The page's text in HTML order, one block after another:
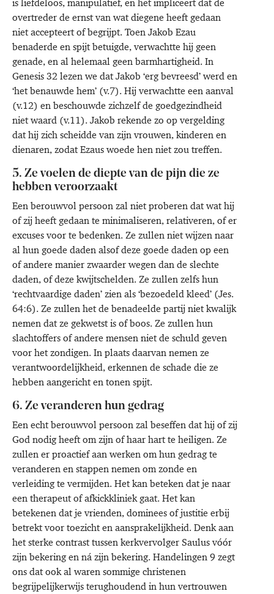
is liefdeloos, manipulatief, en het impliceert dat de
overtreder de ernst van wat diegene heeft gedaan
niet accepteert of begrijpt. Toen Jakob Ezau
benaderde en spijt betuigde, verwachtte hij geen
genade, en al helemaal geen barmhartigheid. In
Genesis 32 lezen we dat Jakob ‘erg bevreesd’ werd en
‘het benauwde hem’ (v.7). Hij verwachtte een aanval
(v.12) en beschouwde zichzelf de goedgezindheid
niet waard (v.11). Jakob rekende zo op vergelding
dat hij zich scheidde van zijn vrouwen, kinderen en
dienaren, zodat Ezaus woede hen niet zou treffen.
5. Ze voelen de diepte van de pijn die ze
hebben veroorzaakt
Een berouwvol persoon zal niet proberen dat wat hij
of zij heeft gedaan te minimaliseren, relativeren, of er
excuses voor te bedenken. Ze zullen niet wijzen naar
al hun goede daden alsof deze goede daden op een
of andere manier zwaarder wegen dan de slechte
daden, of deze kwijtschelden. Ze zullen zelfs hun
‘rechtvaardige daden’ zien als ‘bezoedeld kleed’ (Jes.
64:6). Ze zullen het de benadeelde partij niet kwalijk
nemen dat ze gekwetst is of boos. Ze zullen hun
slachtoffers of andere mensen niet de schuld geven
voor het zondigen. In plaats daarvan nemen ze
verantwoordelijkheid, erkennen de schade die ze
hebben aangericht en tonen spijt.
6. Ze veranderen hun gedrag
Een echt berouwvol persoon zal beseffen dat hij of zij
God nodig heeft om zijn of haar hart te heiligen. Ze
zullen er proactief aan werken om hun gedrag te
veranderen en stappen nemen om zonde en
verleiding te vermijden. Het kan beteken dat je naar
een therapeut of afkickkliniek gaat. Het kan
betekenen dat je vrienden, dominees of justitie erbij
betrekt voor toezicht en aansprakelijkheid. Denk aan
het sterke contrast tussen kerkvervolger Saulus vóór
zijn bekering en ná zijn bekering. Handelingen 9 zegt
ons dat ook al waren sommige christenen
begrijpelijkerwijs terughoudend in hun vertrouwen